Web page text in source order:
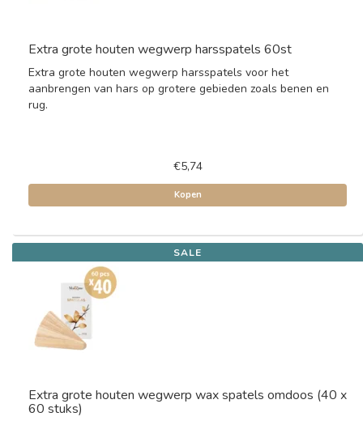
Extra grote houten wegwerp harsspatels 60st
Extra grote houten wegwerp harsspatels voor het
aanbrengen van hars op grotere gebieden zoals benen en
rug.
€5,74
Kopen
SALE
Extra grote houten wegwerp wax spatels omdoos (40 x
60 stuks)